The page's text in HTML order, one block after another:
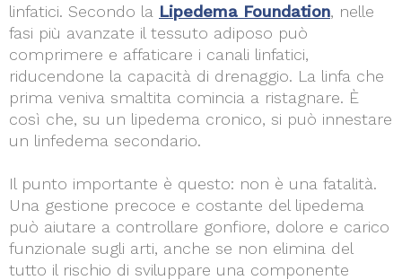
linfatici. Secondo la Lipedema Foundation, nelle
fasi più avanzate il tessuto adiposo può
comprimere e affaticare i canali linfatici,
riducendone la capacità di drenaggio. La linfa che
prima veniva smaltita comincia a ristagnare. È
così che, su un lipedema cronico, si può innestare
un linfedema secondario.
Il punto importante è questo: non è una fatalità.
Una gestione precoce e costante del lipedema
può aiutare a controllare gonfiore, dolore e carico
funzionale sugli arti, anche se non elimina del
tutto il rischio di sviluppare una componente